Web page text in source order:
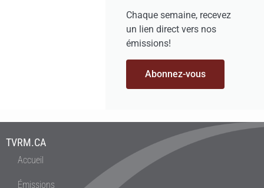
Chaque semaine, recevez
un lien direct vers nos
émissions!
Abonnez-vous
TVRM.CA
Accueil
Émissions